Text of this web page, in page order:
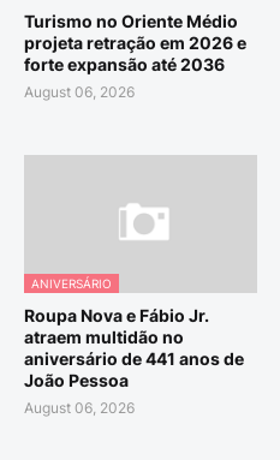
Turismo no Oriente Médio
projeta retração em 2026 e
forte expansão até 2036
August 06, 2026
ANIVERSÁRIO
Roupa Nova e Fábio Jr.
atraem multidão no
aniversário de 441 anos de
João Pessoa
August 06, 2026